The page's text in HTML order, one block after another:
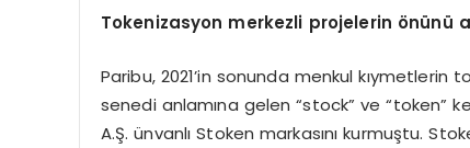
Tokenizasyon merkezli projelerin önünü
Paribu, 2021’in sonunda menkul kıymetlerin
senedi anlamına gelen “stock” ve “token”
A.Ş. ünvanlı Stoken markasını kurmuştu.